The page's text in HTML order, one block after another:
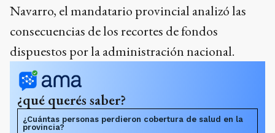
Navarro, el mandatario provincial analizó las
consecuencias de los recortes de fondos
dispuestos por la administración nacional.
¿qué querés saber?
¿Cuántas personas perdieron cobertura de salud en la
provincia?